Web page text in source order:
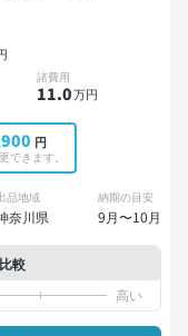
諸費用
11.0万円
円
できます。
品地域
奈川県
納期の目安
9月〜10月
較